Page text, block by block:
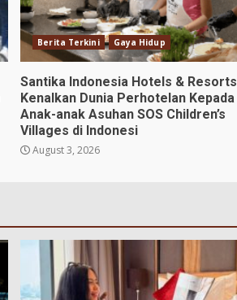
Berita Terkini Gaya Hidup
Santika Indonesia Hotels & Resorts
Kenalkan Dunia Perhotelan Kepada
Anak-anak Asuhan SOS Children’s
Villages di Indonesi
August 3, 2026